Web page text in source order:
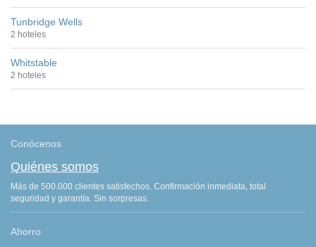
Tunbridge Wells
2 hoteles
Whitstable
2 hoteles
Conócenos
Quiénes somos
Más de 500.000 clientes satisfechos. Confirmación inmediata, total
seguridad y garantía. Sin sorpresas.
Ahorro